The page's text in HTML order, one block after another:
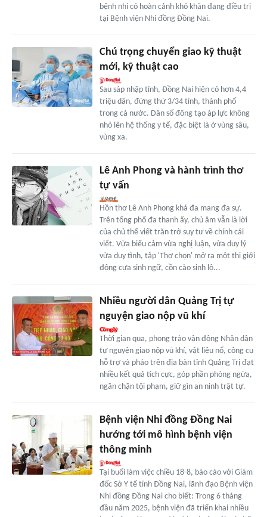
bệnh nhi có hoàn cảnh khó khăn đang điều trị
tại Bệnh viện Nhi đồng Đồng Nai.
Chú trọng chuyển giao kỹ thuật
mới, kỹ thuật cao
Sau sáp nhập tỉnh, Đồng Nai hiện có hơn 4,4
triệu dân, đứng thứ 3/34 tỉnh, thành phố
trong cả nước. Dân số đông tạo áp lực không
nhỏ lên hệ thống y tế, đặc biệt là ở vùng sâu,
vùng xa.
Lê Anh Phong và hành trình thơ
tự vấn
Hồn thơ Lê Anh Phong khá đa mang đa sự.
Trên tổng phổ đa thanh ấy, chủ âm vẫn là lời
của chủ thể viết trăn trở suy tư về chính cái
viết. Vừa biểu cảm vừa nghị luận, vừa duy lý
vừa duy tình, tập 'Thơ chọn' mở ra một thi giới
động cựa sinh ngữ, cồn cào sinh lộ...
Nhiều người dân Quảng Trị tự
nguyện giao nộp vũ khí
Thời gian qua, phong trào vận động Nhân dân
tự nguyện giao nộp vũ khí, vật liệu nổ, công cụ
hỗ trợ và pháo trên địa bàn tỉnh Quảng Trị đạt
nhiều kết quả tích cực, góp phần phòng ngừa,
ngăn chặn tội phạm, giữ gìn an ninh trật tự.
Bệnh viện Nhi đồng Đồng Nai
hướng tới mô hình bệnh viện
thông minh
Tại buổi làm việc chiều 18-8, báo cáo với Giám
đốc Sở Y tế tỉnh Đồng Nai, lãnh đạo Bệnh viện
Nhi đồng Đồng Nai cho biết: Trong 6 tháng
đầu năm 2025, bệnh viện đã triển khai nhiều